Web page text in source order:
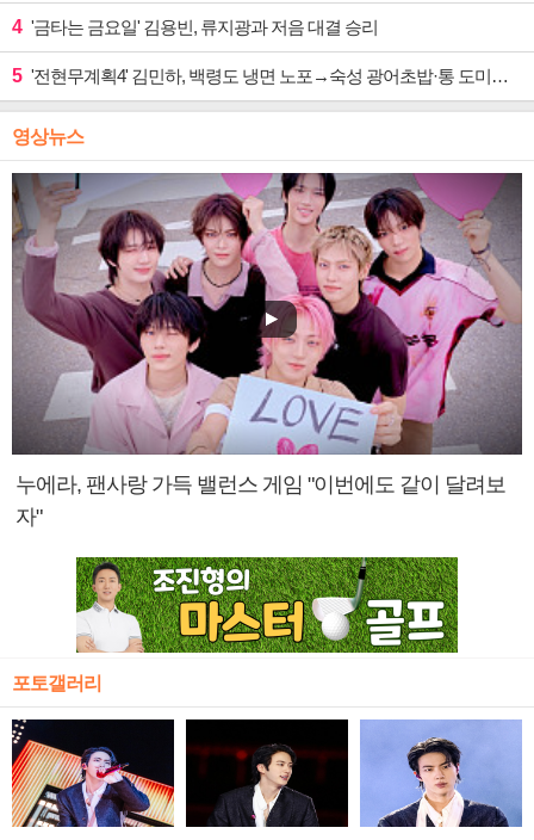
4 '금타는 금요일' 김용빈, 류지광과 저음 대결 승리
5 '전현무계획4' 김민하, 백령도 냉면 노포→숙성 광어초밥·통 도미찜 맛집 탐방
영상뉴스
누에라, 팬사랑 가득 밸런스 게임 "이번에도 같이 달려보
자"
포토갤러리